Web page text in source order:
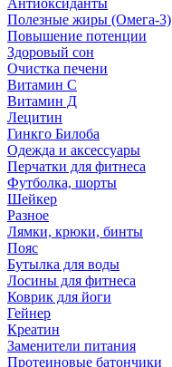
Антиоксиданты
Полезные жиры (Омега-3)
Повышение потенции
Здоровый сон
Очистка печени
Витамин С
Витамин Д
Лецитин
Гинкго Билоба
Одежда и аксессуары
Перчатки для фитнеса
Футболка, шорты
Шейкер
Разное
Лямки, крюки, бинты
Пояс
Бутылка для воды
Лосины для фитнеса
Коврик для йоги
Гейнер
Креатин
Заменители питания
Протеиновые батончики